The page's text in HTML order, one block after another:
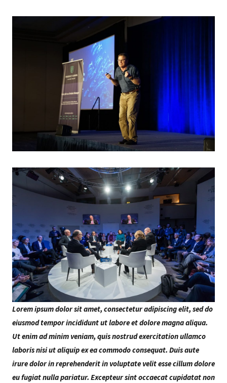
Lorem ipsum dolor sit amet, consectetur adipiscing elit, sed do
eiusmod tempor incididunt ut labore et dolore magna aliqua.
Ut enim ad minim veniam, quis nostrud exercitation ullamco
laboris nisi ut aliquip ex ea commodo consequat. Duis aute
irure dolor in reprehenderit in voluptate velit esse cillum dolore
eu fugiat nulla pariatur. Excepteur sint occaecat cupidatat non